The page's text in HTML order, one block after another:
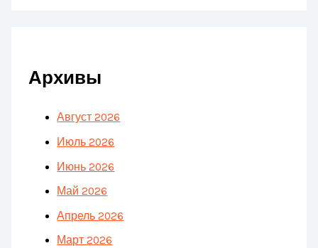
Архивы
Август 2026
Июль 2026
Июнь 2026
Май 2026
Апрель 2026
Март 2026